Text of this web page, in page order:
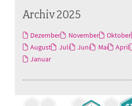
Archiv 2025
Dezember November Oktober
August
Juli Juni Mai April
Januar